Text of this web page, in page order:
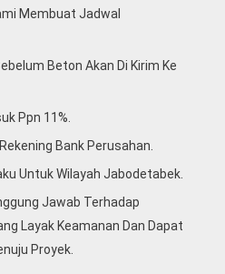
Membuat Jadwal
Beton Akan Di Kirim Ke
Ppn 11%.
Bank Perusahan.
Untuk Wilayah Jabodetabek.
Jawab Terhadap
Layak Keamanan Dan Dapat
Proyek.